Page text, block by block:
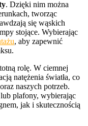
. Dzięki nim można
tworząc
się wąskich
stojące. Wybierając
, aby zapewnić
rolę. W ciemnej
natężenia światła, co
naszych potrzeb.
plafony, wybierając
jak i skutecznością